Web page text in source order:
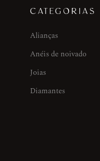
CATEGORIAS
Alianças
Anéis de noivado
Joias
Diamantes